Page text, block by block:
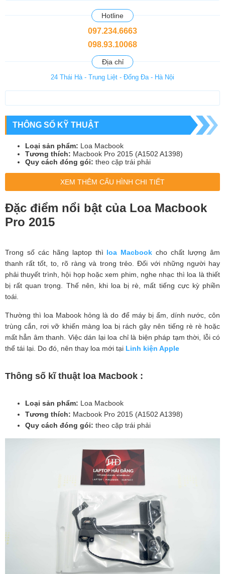
Hotline
097.234.6663
098.93.10068
Địa chỉ
24 Thái Hà - Trung Liệt - Đống Đa - Hà Nội
THÔNG SỐ KỸ THUẬT
Loại sản phẩm: Loa Macbook
Tương thích: Macbook Pro 2015 (A1502 A1398)
Quy cách đóng gói: theo cặp trái phải
XEM THÊM CẤU HÌNH CHI TIẾT
Đặc điểm nổi bật của Loa Macbook
Pro 2015
Trong số các hãng laptop thì loa Macbook cho chất lượng âm
thanh rất tốt, to, rõ ràng và trong trẻo. Đối với những người hay
phải thuyết trình, hội họp hoặc xem phim, nghe nhạc thì loa là thiết
bị rất quan trọng. Thế nên, khi loa bị rè, mất tiếng cực kỳ phiền
toái.
Thường thì loa Mabook hỏng là do để máy bị ẩm, dính nước, côn
trùng cắn, rơi vỡ khiến màng loa bị rách gây nên tiếng rè rè hoặc
mất hẳn âm thanh. Việc dán lại loa chỉ là biện pháp tạm thời, lỗi có
thể tái lại. Do đó, nên thay loa mới tại Linh kiện Apple
Thông số kĩ thuật loa Macbook :
Loại sản phẩm: Loa Macbook
Tương thích: Macbook Pro 2015 (A1502 A1398)
Quy cách đóng gói: theo cặp trái phải